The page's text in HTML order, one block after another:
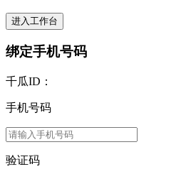
进入工作台
绑定手机号码
千瓜ID：
手机号码
验证码